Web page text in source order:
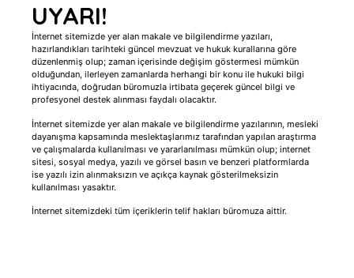
UYARI!
İnternet sitemizde yer alan makale ve bilgilendirme yazıları,
hazırlandıkları tarihteki güncel mevzuat ve hukuk kurallarına göre
düzenlenmiş olup; zaman içerisinde değişim göstermesi mümkün
olduğundan, ilerleyen zamanlarda herhangi bir konu ile hukuki bilgi
ihtiyacında, doğrudan büromuzla irtibata geçerek güncel bilgi ve
profesyonel destek alınması faydalı olacaktır.
İnternet sitemizde yer alan makale ve bilgilendirme yazılarının, mesleki
dayanışma kapsamında meslektaşlarımız tarafından yapılan araştırma
ve çalışmalarda kullanılması ve yararlanılması mümkün olup; internet
sitesi, sosyal medya, yazılı ve görsel basın ve benzeri platformlarda
ise yazılı izin alınmaksızın ve açıkça kaynak gösterilmeksizin
kullanılması yasaktır.
İnternet sitemizdeki tüm içeriklerin telif hakları büromuza aittir.